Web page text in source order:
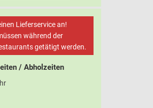
Lieferservice an!
während der
getätigt werden.
/ Abholzeiten